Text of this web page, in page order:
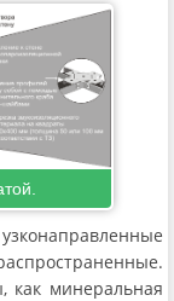
как минеральная